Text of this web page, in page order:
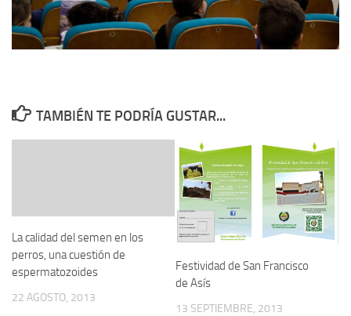
TAMBIÉN TE PODRÍA GUSTAR...
La calidad del semen en los
perros, una cuestión de
espermatozoides
22 AGOSTO, 2013
Festividad de San Francisco
de Asís
13 SEPTIEMBRE, 2013